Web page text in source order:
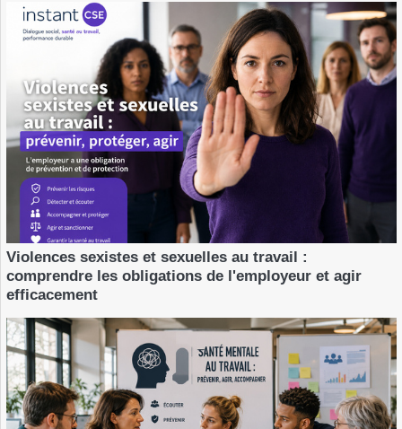
Violences sexistes et sexuelles au travail :
comprendre les obligations de l'employeur et agir
efficacement